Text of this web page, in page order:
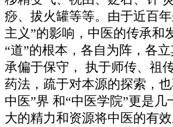
痧、拔火罐等等。由于近百
主义”的影响，中医的传承和
“道”的根本，各自为阵，各
承偏于保守， 执于师传、祖
药法，疏于对本源的探索，
中医”界 和“中医学院”更是几
大的精力和资源将中医的有